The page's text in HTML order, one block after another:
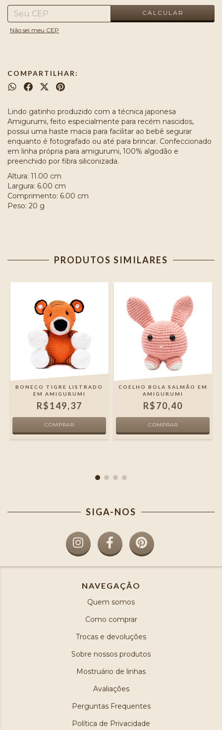
CALCULAR
Não sei meu CEP
COMPARTILHAR:
Lindo gatinho produzido com a técnica japonesa
Amigurumi, feito especialmente para recém nascidos,
possui uma haste macia para facilitar ao bebê segurar
enquanto é fotografado ou até para brincar. Confeccionado
em linha própria para amigurumi, 100% algodão e
preenchido por fibra siliconizada.
Altura: 11.00 cm
Largura: 6.00 cm
Comprimento: 6.00 cm
Peso: 20 g
PRODUTOS SIMILARES
BONECO TIGRE LISTRADO
EM AMIGURUMI
R$149,37
COELHO BOLA SALMÃO EM
AMIGURUMI
R$70,40
SIGA-NOS
NAVEGAÇÃO
Quem somos
Como comprar
Trocas e devoluções
Sobre nossos produtos
Mostruário de linhas
Avaliações
Perguntas Frequentes
Política de Privacidade